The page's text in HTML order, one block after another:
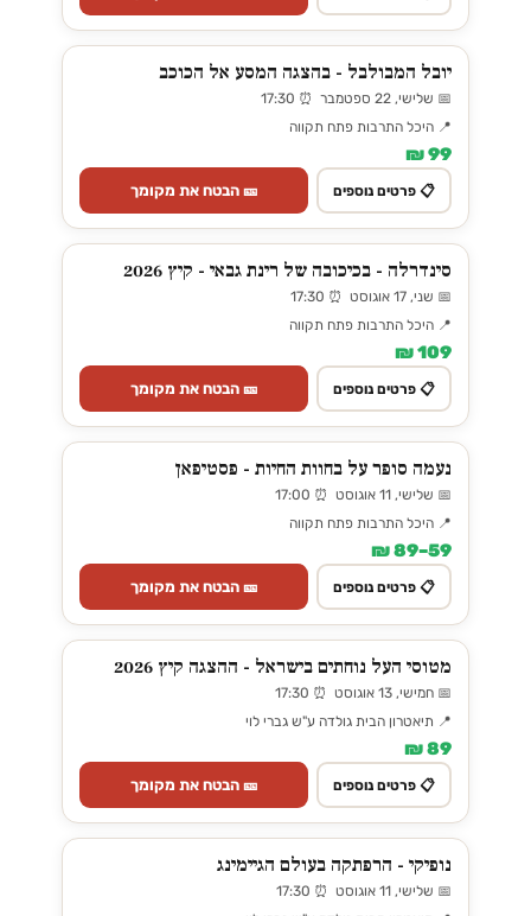
יובל המבולבל - בהצגה המסע אל הכוכב
📅 שלישי, 22 ספטמבר ⏰ 17:30
📍 היכל התרבות פתח תקווה
99 ₪
📋 פרטים נוספים 🎫 הבטח את מקומך
סינדרלה - בכיכובה של רינת גבאי - קיץ 2026
📅 שני, 17 אוגוסט ⏰ 17:30
📍 היכל התרבות פתח תקווה
109 ₪
📋 פרטים נוספים 🎫 הבטח את מקומך
נעמה סופר על בחוות החיות - פסטיפאן
📅 שלישי, 11 אוגוסט ⏰ 17:00
📍 היכל התרבות פתח תקווה
59–89 ₪
📋 פרטים נוספים 🎫 הבטח את מקומך
מטוסי העל נוחתים בישראל - ההצגה קיץ 2026
📅 חמישי, 13 אוגוסט ⏰ 17:30
📍 תיאטרון הבית גולדה ע"ש גברי לוי
89 ₪
📋 פרטים נוספים 🎫 הבטח את מקומך
נופיקי - הרפתקה בעולם הגיימינג
📅 שלישי, 11 אוגוסט ⏰ 17:30